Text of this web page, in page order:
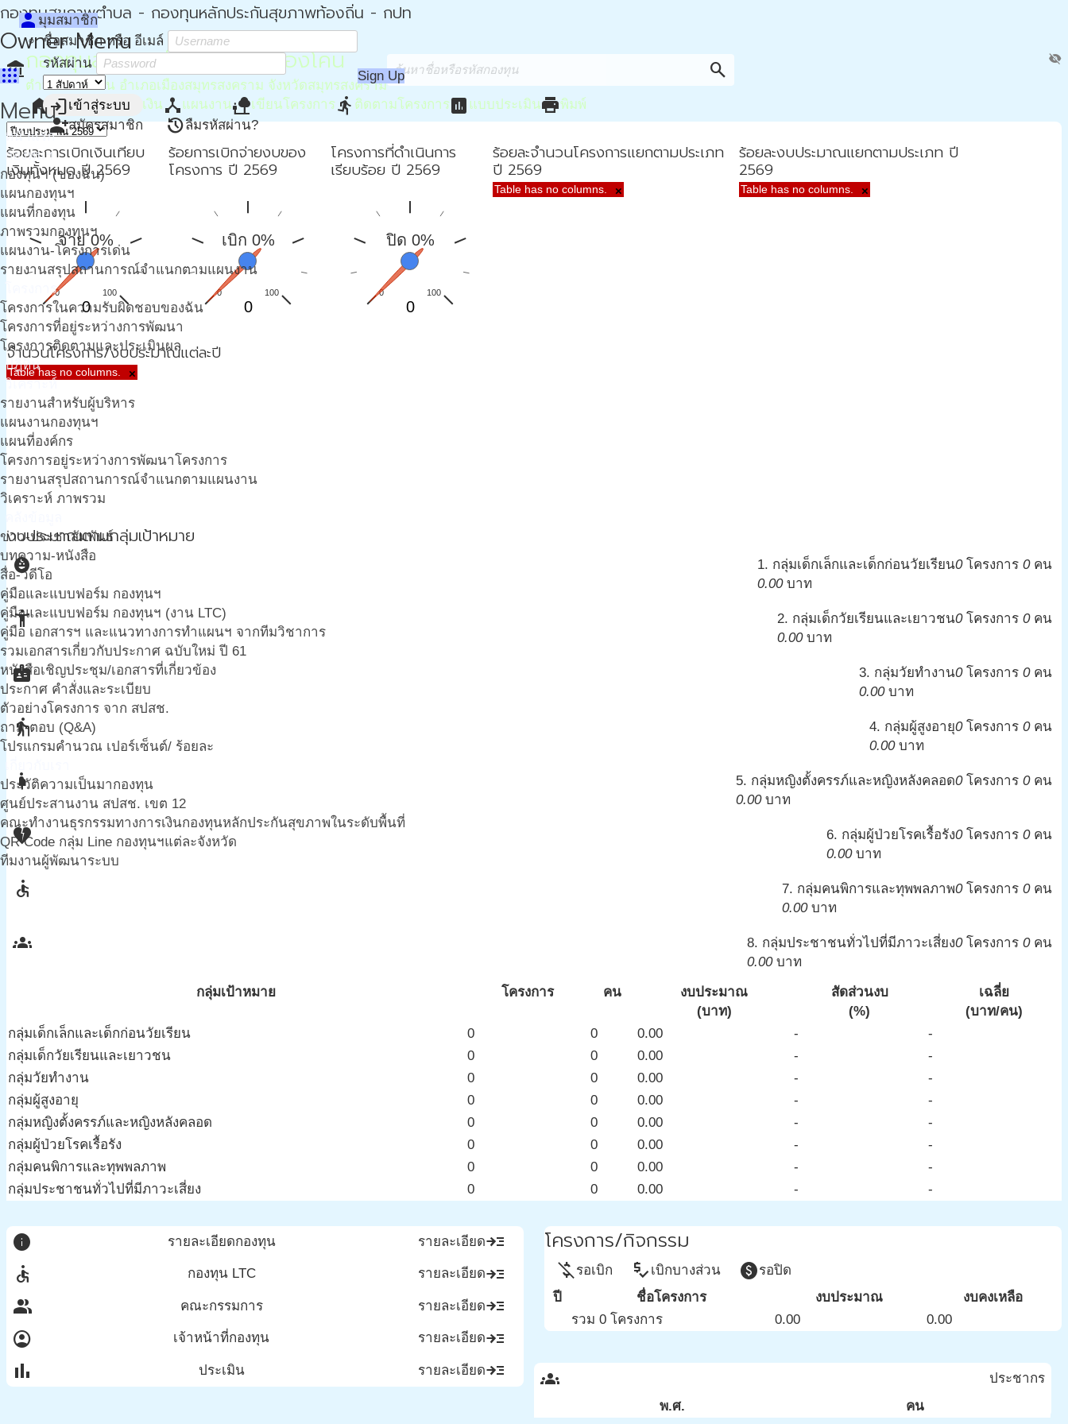
กองทุนสุขภาพตำบล - กองทุนหลักประกันสุขภาพท้องถิ่น - กปท
Owner Menu
apps
person มุมสมาชิก
ชื่อสมาชิก หรือ อีเมล์
รหัสผ่าน
visibility_off
loginเข้าสู่ระบบ
person_addสมัครสมาชิก restoreลืมรหัสผ่าน?
Sign Up
Menu
หน้าแรก
กองทุนฯ
กองทุนฯ (ของฉัน)
แผนกองทุนฯ
แผนที่กองทุน
ภาพรวมกองทุนฯ
แผนงาน-โครงการเด่น
รายงานสรุปสถานการณ์จำแนกตามแผนงาน
โครงการ
โครงการในความรับผิดชอบของฉัน
โครงการที่อยู่ระหว่างการพัฒนา
โครงการติดตามและประเมินผล
ปฎิทิน
วิเคราะห์
รายงานสำหรับผู้บริหาร
แผนงานกองทุนฯ
แผนที่องค์กร
โครงการอยู่ระหว่างการพัฒนาโครงการ
รายงานสรุปสถานการณ์จำแนกตามแผนงาน
วิเคราะห์ ภาพรวม
ข่าว-ประชาสัมพันธ์
บทความ-หนังสือ
สื่อ-วีดีโอ
คู่มือและแบบฟอร์ม กองทุนฯ
คู่มือและแบบฟอร์ม กองทุนฯ (งาน LTC)
คู่มือ เอกสารฯ และแนวทางการทำแผนฯ จากทีมวิชาการ
รวมเอกสารเกี่ยวกับประกาศ ฉบับใหม่ ปี 61
หนังสือเชิญประชุม/เอกสารที่เกี่ยวข้อง
ประกาศ คำสั่งและระเบียบ
ตัวอย่างโครงการ จาก สปสช.
ถาม-ตอบ (Q&A)
โปรแกรมคำนวณ เปอร์เซ็นต์/ ร้อยละ
ประวัติความเป็นมากองทุน
ศูนย์ประสานงาน สปสช. เขต 12
คณะทำงานธุรกรรมทางการเงินกองทุนหลักประกันสุขภาพในระดับพื้นที่
QR Code กลุ่ม Line กองทุนฯแต่ละจังหวัด
ทีมงานผู้พัฒนาระบบ
account_balanceกองทุนสุขภาพตำบล อบต.คลองโคน
ตำบลคลองโคน อำเภอเมืองสมุทรสงคราม จังหวัดสมุทรสงคราม
search
home หน้าหลักattach_moneyการเงิน device_hubแผนงานnature_peopleเขียนโครงการdirections_run ติดตามโครงการassessment แบบประเมินprintพิมพ์
ร้อยละการเบิกเงินเทียบ
เงินทั้งหมด ปี 2569
จ่าย 0%
0 100
0
ร้อยการเบิกจ่ายงบของ
โครงการ ปี 2569
เบิก 0%
0 100
0
โครงการที่ดำเนินการ
เรียบร้อย ปี 2569
ปิด 0%
0 100
0
ร้อยละจำนวนโครงการแยกตามประเภท
ปี 2569
Table has no columns. ×
ร้อยละงบประมาณแยกตามประเภท ปี
2569
Table has no columns. ×
จำนวนโครงการ/งบประมาณแต่ละปี
Table has no columns. ×
งบประมาณตามกลุ่มเป้าหมาย
child_care 1. กลุ่มเด็กเล็กและเด็กก่อนวัยเรียน0โครงการ 0คน
0.00บาท
accessibility_new 2. กลุ่มเด็กวัยเรียนและเยาวชน0โครงการ 0คน
0.00บาท
badge 3. กลุ่มวัยทำงาน0โครงการ 0คน
0.00บาท
elderly 4. กลุ่มผู้สูงอายุ0โครงการ 0คน
0.00บาท
pregnant_woman 5. กลุ่มหญิงตั้งครรภ์และหญิงหลังคลอด0โครงการ 0คน
0.00บาท
heart_broken 6. กลุ่มผู้ป่วยโรคเรื้อรัง0โครงการ 0คน
0.00บาท
accessible 7. กลุ่มคนพิการและทุพพลภาพ0โครงการ 0คน
0.00บาท
groups 8. กลุ่มประชาชนทั่วไปที่มีภาวะเสี่ยง0โครงการ 0คน
0.00บาท
กลุ่มเป้าหมาย
โครงการ คน
งบประมาณ
(บาท)
สัดส่วนงบ
(%)
เฉลี่ย
(บาท/คน)
กลุ่มเด็กเล็กและเด็กก่อนวัยเรียน
0 0 0.00 -
-
กลุ่มเด็กวัยเรียนและเยาวชน
0 0 0.00 -
-
กลุ่มวัยทำงาน
0 0 0.00 -
-
กลุ่มผู้สูงอายุ
0 0 0.00 -
-
กลุ่มหญิงตั้งครรภ์และหญิงหลังคลอด
0 0 0.00 -
-
กลุ่มผู้ป่วยโรคเรื้อรัง
0 0 0.00 -
-
กลุ่มคนพิการและทุพพลภาพ
0 0 0.00 -
-
กลุ่มประชาชนทั่วไปที่มีภาวะเสี่ยง
0 0 0.00 - -
โครงการ/กิจกรรม
money_off รอเบิก price_check เบิกบางส่วน paidรอปิด
ปี
ชื่อโครงการ งบประมาณ
งบคงเหลือ
รวม 0 โครงการ
0.00 0.00
info รายละเอียดกองทุน รายละเอียดread_more
accessible
กองทุน LTC รายละเอียดread_more
group
คณะกรรมการ รายละเอียดread_more
account_circle
เจ้าหน้าที่กองทุน รายละเอียดread_more
bar_chart
ประเมิน รายละเอียดread_more groups
ประชากร
พ.ศ.
คน